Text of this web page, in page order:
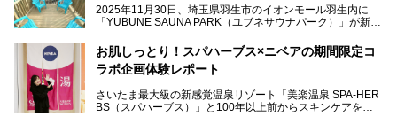
てきました！
2025年11月30日、埼玉県羽生市のイオンモール羽生内に
「YUBUNE SAUNA PARK（ユブネサウナパーク）」が新規
今年の4月1日から楽久屋グループの一員となった「湯舞音
（ユブネ）」が新ブランド「YUBUNE SAUNA PARK」を立
湯舞音らしいサウナにこだわった遊び心満点の"銭湯×屋外サ
ウナ"施設で、男女別のお風呂のほか、水着やサウナ着で楽
お肌しっとり！スパハーブス×ニベアの期間限定コ
ラボ企画体験レポート
さいたま最大級の新感覚温泉リゾート「美楽温泉 SPA-HER
BS（スパハーブス）」と100年以上前からスキンケアを考